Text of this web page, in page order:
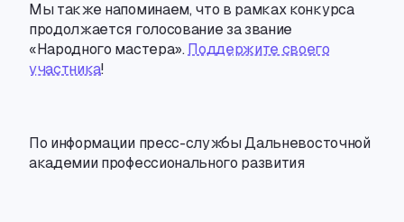
Мы также напоминаем, что в рамках конкурса
продолжается голосование за звание
«Народного мастера». Поддержите своего
участника!
По информации пресс-службыДальневосточной
академии профессионального развития